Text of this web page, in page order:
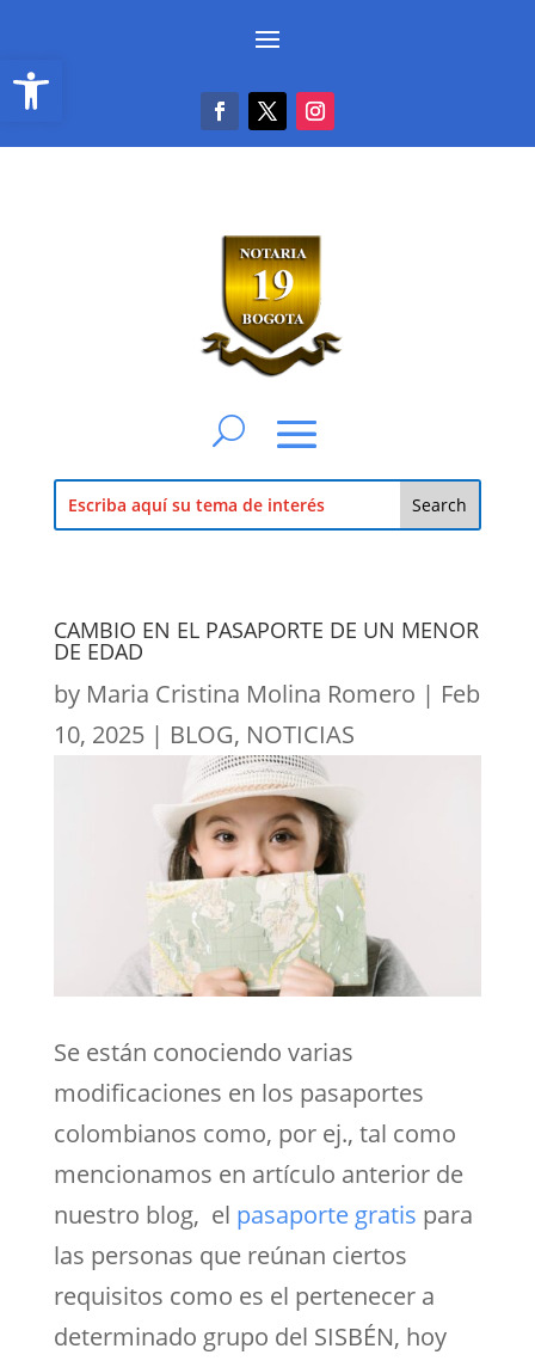
Abrir barra de herramientas
CAMBIO EN EL PASAPORTE DE UN MENOR
DE EDAD
by Maria Cristina Molina Romero | Feb
10, 2025| BLOG, NOTICIAS
Se están conociendo varias
modificaciones en los pasaportes
colombianos como, por ej., tal como
mencionamos en artículo anterior de
nuestro blog, el pasaporte gratis para
las personas que reúnan ciertos
requisitos como es el pertenecer a
determinado grupo del SISBÉN, hoy